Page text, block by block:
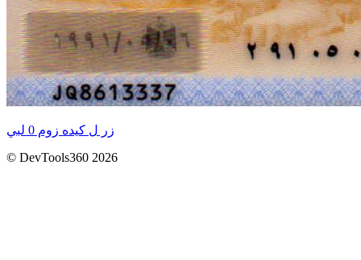
زر ل كيده زوم 0 لبي
© DevTools360 2026